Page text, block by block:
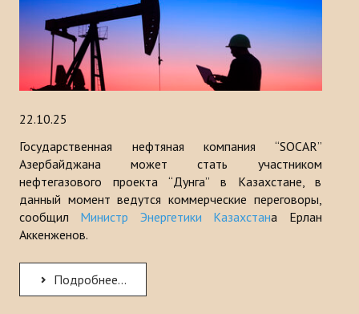
22.10.25
Государственная нефтяная компания “SOCAR”
Азербайджана может стать участником
нефтегазового проекта “Дунга” в Казахстане, в
данный момент ведутся коммерческие переговоры,
сообщил Министр Энергетики Казахстана Ерлан
Аккенженов.
Подробнее...